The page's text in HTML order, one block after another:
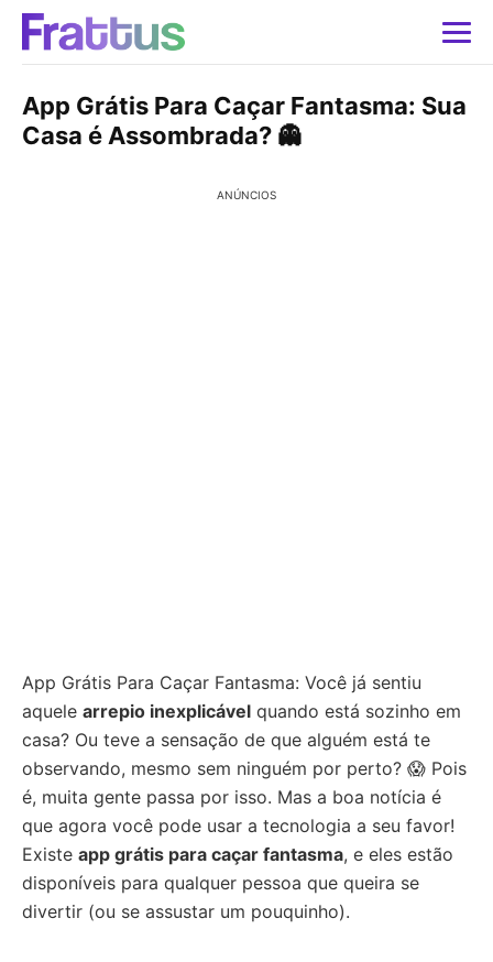
App Grátis Para Caçar Fantasma: Sua
Casa é Assombrada? 👻
ANÚNCIOS
App Grátis Para Caçar Fantasma: Você já sentiu
aquele arrepio inexplicável quando está sozinho em
casa? Ou teve a sensação de que alguém está te
observando, mesmo sem ninguém por perto? 😱 Pois
é, muita gente passa por isso. Mas a boa notícia é
que agora você pode usar a tecnologia a seu favor!
Existe app grátis para caçar fantasma, e eles estão
disponíveis para qualquer pessoa que queira se
divertir (ou se assustar um pouquinho).